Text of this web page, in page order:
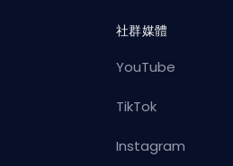
社群媒體
YouTube
TikTok
Instagram